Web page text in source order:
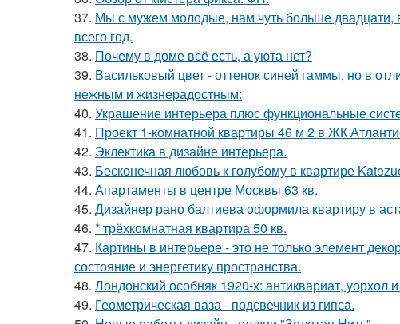
37. Мы с мужем молодые, нам чуть больше двадцати,
всего год.
38. Почему в доме всё есть, а уюта нет?
39. Васильковый цвет - оттенок синей гаммы, но в
нежным и жизнерадостным:
40. Украшение интерьера плюс функциональные
41. Проект 1-комнатной квартиры 46 м 2 в ЖК
42. Эклектика в дизайне интерьера.
43. Бесконечная любовь к голубому в квартире
44. Апартаменты в центре Москвы 63 кв.
45. Дизайнер рано балтиева оформила квартиру в
46. * трёхкомнатная квартира 50 кв.
47. Картины в интерьере - это не только элемент
состояние и энергетику пространства.
48. Лондонский особняк 1920-х: антиквариат, уорхол
49. Геометрическая ваза - подсвечник из гипса.